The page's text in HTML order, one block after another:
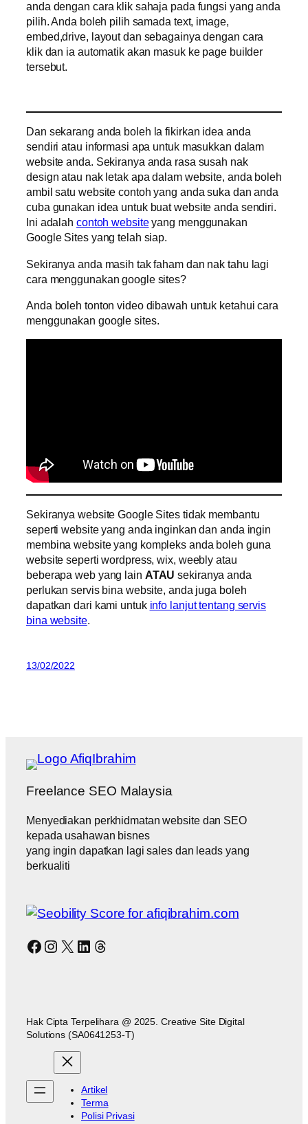
anda dengan cara klik sahaja pada fungsi yang anda
pilih. Anda boleh pilih samada text, image,
embed,drive, layout dan sebagainya dengan cara
klik dan ia automatik akan masuk ke page builder
tersebut.
Dan sekarang anda boleh la fikirkan idea anda
sendiri atau informasi apa untuk masukkan dalam
website anda. Sekiranya anda rasa susah nak
design atau nak letak apa dalam website, anda boleh
ambil satu website contoh yang anda suka dan anda
cuba gunakan idea untuk buat website anda sendiri.
Ini adalah contoh websiteyang menggunakan
Google Sites yang telah siap.
Sekiranya anda masih tak faham dan nak tahu lagi
cara menggunakan google sites?
Anda boleh tonton video dibawah untuk ketahui cara
menggunakan google sites.
Sekiranya website Google Sites tidak membantu
seperti website yang anda inginkan dan anda ingin
membina website yang kompleks anda boleh guna
website seperti wordpress, wix, weebly atau
beberapa web yang lain ATAUsekiranya anda
perlukan servis bina website, anda juga boleh
dapatkan dari kami untuk info lanjut tentang servis
bina website.
13/02/2022
Freelance SEO Malaysia
Menyediakan perkhidmatan website dan SEO
kepada usahawan bisnes
yang ingin dapatkan lagi sales dan leads yang
berkualiti
Facebook
Instagram
X LinkedIn
Threads
Hak Cipta Terpelihara @ 2025. Creative Site Digital
Solutions (SA0641253-T)
Artikel
Terma
Polisi Privasi